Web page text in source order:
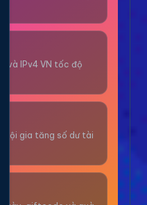
và IPv4 VN tốc độ
hội gia tăng số dư tài